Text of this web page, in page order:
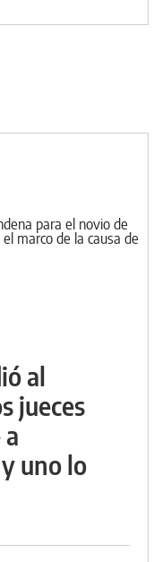
al
jueces
uno lo